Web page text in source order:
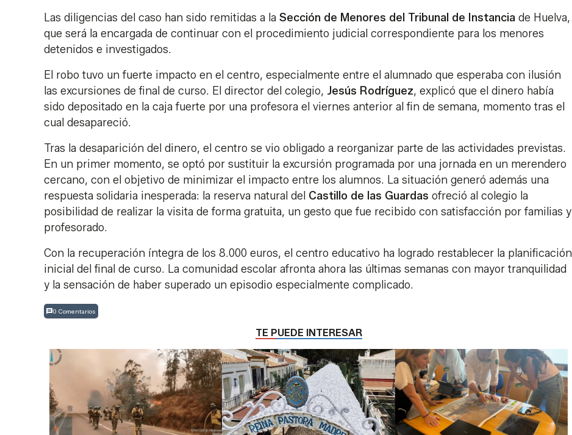
Las diligencias del caso han sido remitidas a la Sección de Menores del Tribunal de Instancia de Huelva,
que será la encargada de continuar con el procedimiento judicial correspondiente para los menores
detenidos e investigados.
El robo tuvo un fuerte impacto en el centro, especialmente entre el alumnado que esperaba con ilusión
las excursiones de final de curso. El director del colegio, Jesús Rodríguez, explicó que el dinero había
sido depositado en la caja fuerte por una profesora el viernes anterior al fin de semana, momento tras el
cual desapareció.
Tras la desaparición del dinero, el centro se vio obligado a reorganizar parte de las actividades previstas.
En un primer momento, se optó por sustituir la excursión programada por una jornada en un merendero
cercano, con el objetivo de minimizar el impacto entre los alumnos. La situación generó además una
respuesta solidaria inesperada: la reserva natural del Castillo de las Guardas ofreció al colegio la
posibilidad de realizar la visita de forma gratuita, un gesto que fue recibido con satisfacción por familias y
profesorado.
Con la recuperación íntegra de los 8.000 euros, el centro educativo ha logrado restablecer la planificación
inicial del final de curso. La comunidad escolar afronta ahora las últimas semanas con mayor tranquilidad
y la sensación de haber superado un episodio especialmente complicado.
0 Comentarios
TE PUEDE INTERESAR